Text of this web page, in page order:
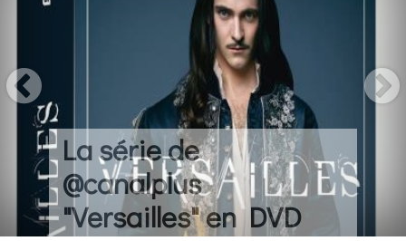
La série de
@canalplus
"Versailles" en DVD